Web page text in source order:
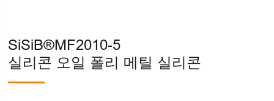
SiSiB®MF2010-5
실리콘 오일 폴리 메틸 실리콘